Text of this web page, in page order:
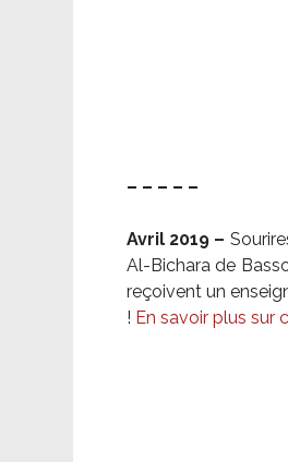
– – – – –
Avril 2019 –
Al-Bichara de
reçoivent un
! En savoir plus sur